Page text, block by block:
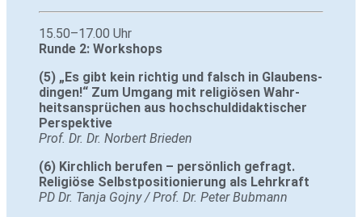
15.50–17.00 Uhr
Runde 2: Workshops
(5) „Es gibt kein richtig und falsch in Glau­bens­
dingen!“ Zum Umgang mit reli­giösen Wahr­
heits­an­sprü­chen aus hoch­schul­di­dak­ti­scher
Per­spek­tive
Prof. Dr. Dr. Nor­bert Brieden
(6) Kirch­lich berufen – per­sön­lich gefragt.
Reli­giöse Selbst­po­si­tio­nie­rung als Lehr­kraft
PD Dr. Tanja Gojny / Prof. Dr. Peter Bubmann